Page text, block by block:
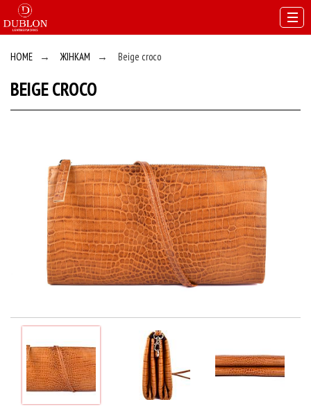
HOME → ЖІНКАМ → Beige croco
BEIGE CROCO